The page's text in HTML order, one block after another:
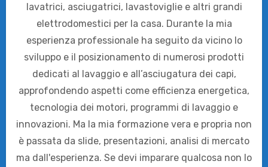
lavatrici, asciugatrici, lavastoviglie e altri grandi
elettrodomestici per la casa. Durante la mia
esperienza professionale ha seguito da vicino lo
sviluppo e il posizionamento di numerosi prodotti
dedicati al lavaggio e all’asciugatura dei capi,
approfondendo aspetti come efficienza energetica,
tecnologia dei motori, programmi di lavaggio e
innovazioni. Ma la mia formazione vera e propria non
è passata da slide, presentazioni, analisi di mercato
ma dall'esperienza. Se devi imparare qualcosa non lo